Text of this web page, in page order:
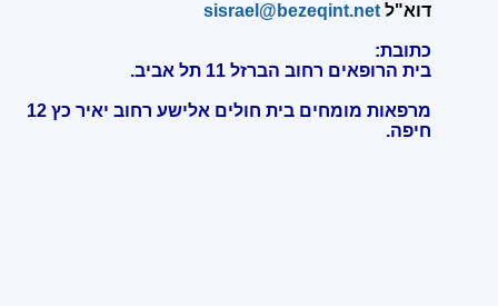
דוא"לsisrael@bezeqint.net
כתובת:
בית הרופאים רחוב הברזל 11 תל אביב.
מרפאות מומחים בית חולים אלישע רחוב יאיר כץ 12
חיפה.